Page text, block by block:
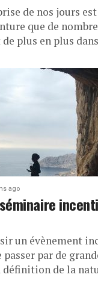
de nos jours
que de
plus en plus
ago
un évènement
par de
de la